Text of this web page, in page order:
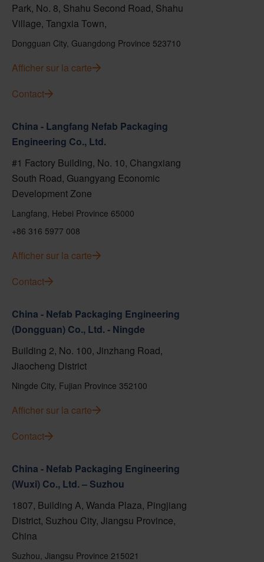
Park, No. 8, Shahu Second Road, Shahu
Village, Tangxia Town,
Dongguan City, Guangdong Province 523710
Afficher sur la carte
Contact
China - Langfang Nefab Packaging
Engineering Co., Ltd.
#1 Factory Building, No. 10, Changxiang
South Road, Guangyang Economic
Development Zone
Langfang, Hebei Province 65000
+86 316 5977 008
Afficher sur la carte
Contact
China - Nefab Packaging Engineering
(Dongguan) Co., Ltd. - Ningde
Building 2, No. 100, Jinzhang Road,
Jiaocheng District
Ningde City, Fujian Province 352100
Afficher sur la carte
Contact
China - Nefab Packaging Engineering
(Wuxi) Co., Ltd. – Suzhou
1807, Building A, Wanda Plaza, Pingjiang
District, Suzhou City, Jiangsu Province,
China
Suzhou, Jiangsu Province 215021